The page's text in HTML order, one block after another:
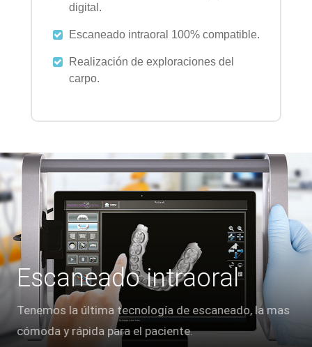
digital.
Escaneado intraoral 100% compatible.
Realización de exploraciones del
carpo.
Escaneado intraoral
Tenemos la última tecnología de escaneado, la mas
cómoda y rápida para el paciente.